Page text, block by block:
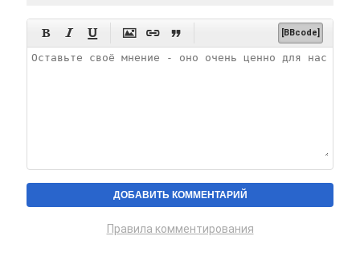
      [BBcode]
Правила комментирования